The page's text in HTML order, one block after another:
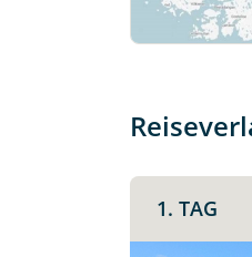
1. TAG